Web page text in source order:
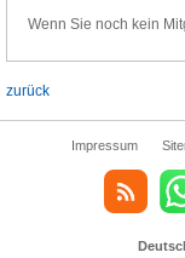
Wenn Sie noch kein
zurück
Impressum